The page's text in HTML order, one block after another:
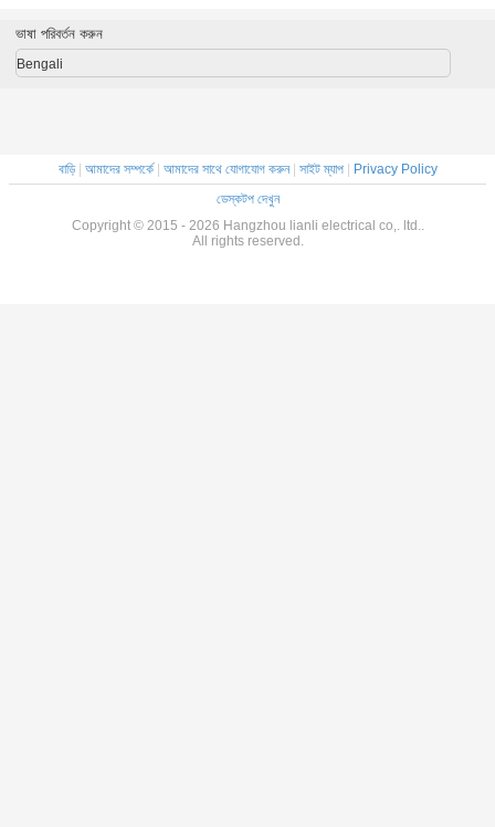
ভাষা পরিবর্তন করুন
Bengali
বাড়ি| আমাদের সম্পর্কে| আমাদের সাথে যোগাযোগ করুন| সাইট ম্যাপ| Privacy Policy
ডেস্কটপ দেখুন
Copyright © 2015 - 2026 Hangzhou lianli electrical co,. ltd..
All rights reserved.